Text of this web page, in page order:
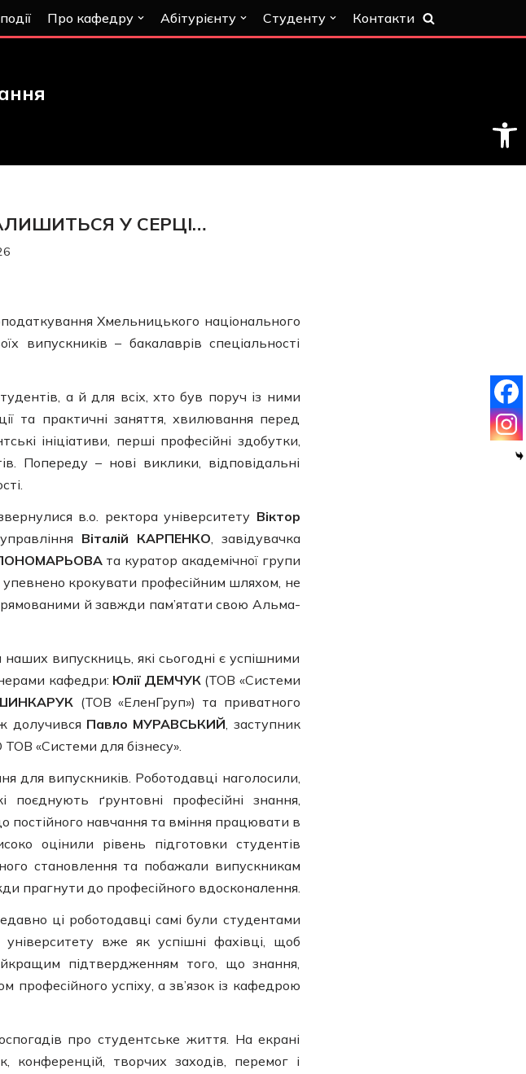
Про кафедру Абітурієнту Студенту Контакти
У СЕРЦІ…
Хмельницького національного
випускників – бакалаврів спеціальності
а й для всіх, хто був поруч із ними
та практичні заняття, хвилювання перед
ініціативи, перші професійні здобутки,
Попереду – нові виклики, відповідальні
в.о. ректора університету Віктор
Віталій КАРПЕНКО, завідувачка
ПОНОМАРЬОВАта куратор академічної групи
крокувати професійним шляхом, не
й завжди пам’ятати свою Альма-
випускниць, які сьогодні є успішними
кафедри: Юлії ДЕМЧУК (ТОВ «Системи
(ТОВ «ЕленГруп») та приватного
долучився Павло МУРАВСЬКИЙ, заступник
«Системи для бізнесу».
для випускників. Роботодавці наголосили,
ґрунтовні професійні знання,
постійного навчання та вміння працювати в
оцінили рівень підготовки студентів
становлення та побажали випускникам
прагнути до професійного вдосконалення.
ці роботодавці самі були студентами
вже як успішні фахівці, щоб
підтвердженням того, що знання,
професійного успіху, а зв’язок із кафедрою
про студентське життя. На екрані
конференцій, творчих заходів, перемог і